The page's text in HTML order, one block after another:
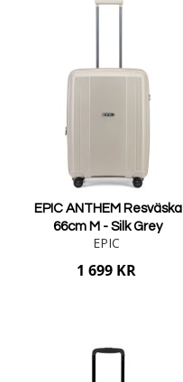
EPIC ANTHEM Resväska
66cm M - Silk Grey
EPIC
1 699 KR